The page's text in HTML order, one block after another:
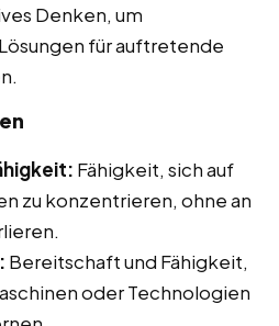
Denken, um
für auftretende
Fähigkeit, sich auf
zu konzentrieren, ohne an
Bereitschaft und Fähigkeit,
oder Technologien